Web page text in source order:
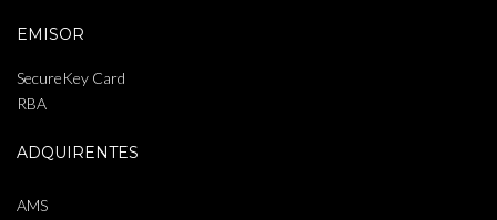
EMISOR
SecureKey Card
RBA
ADQUIRENTES
AMS